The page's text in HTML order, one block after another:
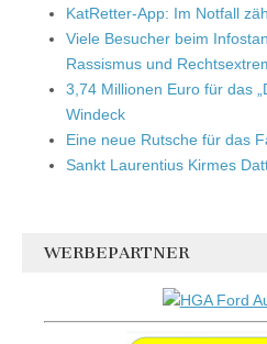
KatRetter-App: Im Notfall
Viele Besucher beim
Rassismus und
3,74 Millionen Euro für das
Windeck
Eine neue Rutsche für das
Sankt Laurentius Kirmes
WERBEPARTNER